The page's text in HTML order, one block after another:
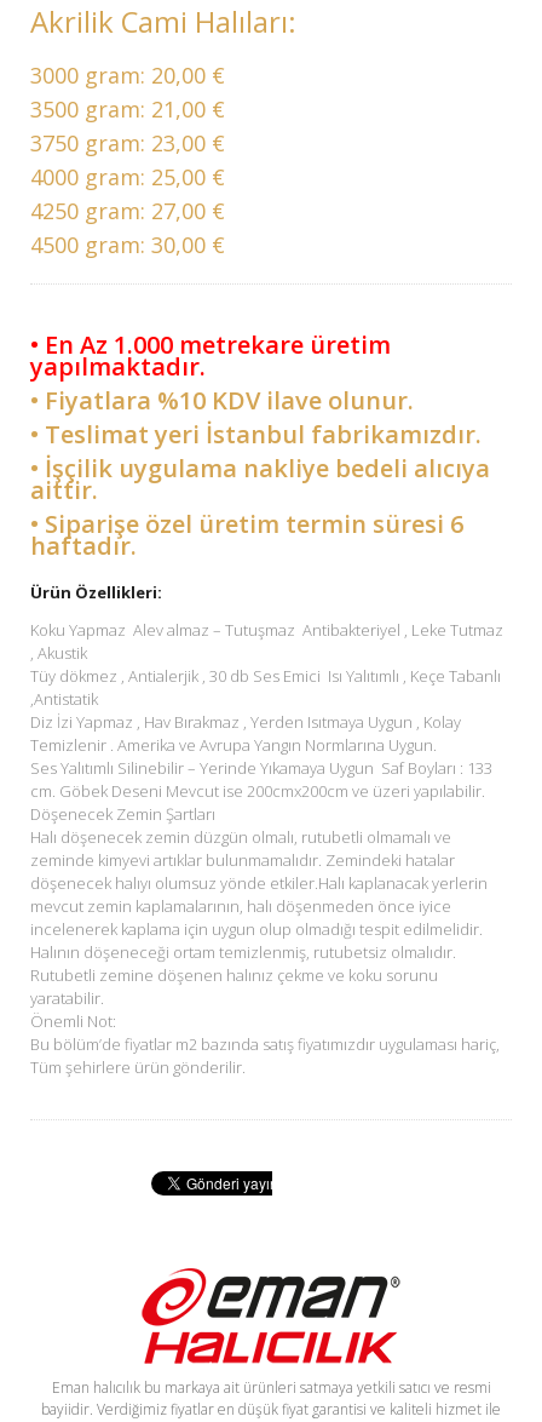
Akrilik Cami Halıları:
3000 gram: 20,00 €
3500 gram: 21,00 €
3750 gram: 23,00 €
4000 gram: 25,00 €
4250 gram: 27,00 €
4500 gram: 30,00 €
• En Az 1.000 metrekare üretim
yapılmaktadır.
• Fiyatlara %10 KDV ilave olunur.
• Teslimat yeri İstanbul fabrikamızdır.
• İşçilik uygulama nakliye bedeli alıcıya
aittir.
• Siparişe özel üretim termin süresi 6
haftadır.
Ürün Özellikleri:
Koku Yapmaz Alev almaz – Tutuşmaz Antibakteriyel , Leke Tutmaz
, Akustik
Tüy dökmez , Antialerjik , 30 db Ses Emici Isı Yalıtımlı , Keçe Tabanlı
,Antistatik
Diz İzi Yapmaz , Hav Bırakmaz , Yerden Isıtmaya Uygun , Kolay
Temizlenir . Amerika ve Avrupa Yangın Normlarına Uygun.
Ses Yalıtımlı Silinebilir – Yerinde Yıkamaya Uygun Saf Boyları : 133
cm. Göbek Deseni Mevcut ise 200cmx200cm ve üzeri yapılabilir.
Döşenecek Zemin Şartları
Halı döşenecek zemin düzgün olmalı, rutubetli olmamalı ve
zeminde kimyevi artıklar bulunmamalıdır. Zemindeki hatalar
döşenecek halıyı olumsuz yönde etkiler.Halı kaplanacak yerlerin
mevcut zemin kaplamalarının, halı döşenmeden önce iyice
incelenerek kaplama için uygun olup olmadığı tespit edilmelidir.
Halının döşeneceği ortam temizlenmiş, rutubetsiz olmalıdır.
Rutubetli zemine döşenen halınız çekme ve koku sorunu
yaratabilir.
Önemli Not:
Bu bölüm’de fiyatlar m2 bazında satış fiyatımızdır uygulaması hariç,
Tüm şehirlere ürün gönderilir.
Eman halıcılık bu markaya ait ürünleri satmaya yetkili satıcı ve resmi
bayiidir. Verdiğimiz fiyatlar en düşük fiyat garantisi ve kaliteli hizmet ile